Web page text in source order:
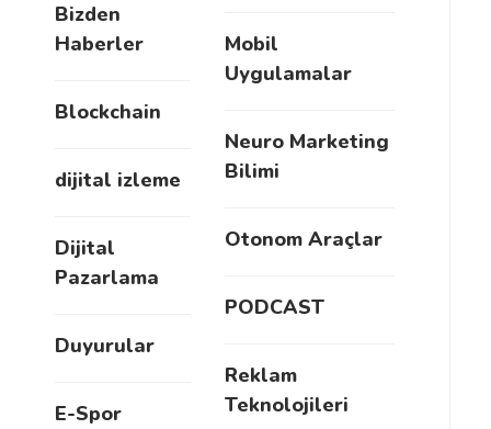
Bizden
Haberler
Blockchain
dijital izleme
Dijital
Pazarlama
Duyurular
E-Spor
Mobil
Uygulamalar
Neuro Marketing
Bilimi
Otonom Araçlar
PODCAST
Reklam
Teknolojileri